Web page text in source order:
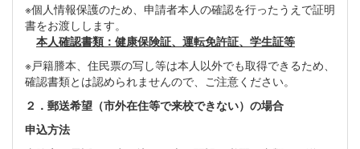
※個人情報保護のため、申請者本人の確認を行ったうえで証明
書をお渡しします。
本人確認書類：健康保険証、運転免許証、学生証等
※戸籍謄本、住民票の写し等は本人以外でも取得できるため、
確認書類とは認められませんので、ご注意ください。
２．郵送希望（市外在住等で来校できない）の場合
申込方法